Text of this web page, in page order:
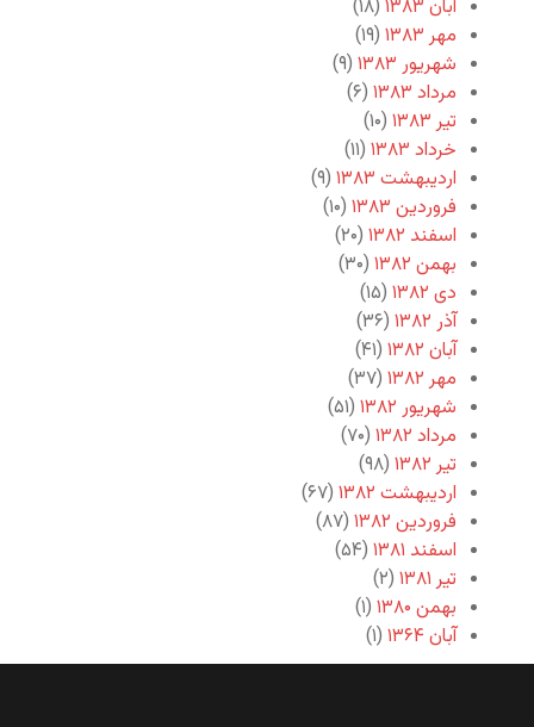
آبان ۱۳۸۳
(۱۸)
مهر ۱۳۸۳
(۱۹)
شهریور ۱۳۸۳
(۹)
مرداد ۱۳۸۳
(۶)
تیر ۱۳۸۳
(۱۰)
خرداد ۱۳۸۳
(۱۱)
اردیبهشت ۱۳۸۳
(۹)
فروردین ۱۳۸۳
(۱۰)
اسفند ۱۳۸۲
(۲۰)
بهمن ۱۳۸۲
(۳۰)
دی ۱۳۸۲
(۱۵)
آذر ۱۳۸۲
(۳۶)
آبان ۱۳۸۲
(۴۱)
مهر ۱۳۸۲
(۳۷)
شهریور ۱۳۸۲
(۵۱)
مرداد ۱۳۸۲
(۷۰)
تیر ۱۳۸۲
(۹۸)
اردیبهشت ۱۳۸۲
(۶۷)
فروردین ۱۳۸۲
(۸۷)
اسفند ۱۳۸۱
(۵۴)
تیر ۱۳۸۱
(۲)
بهمن ۱۳۸۰
(۱)
آبان ۱۳۶۴
(۱)